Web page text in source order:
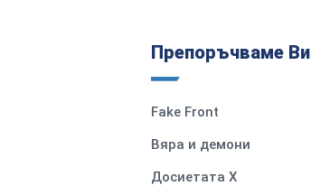
Препоръчваме Ви
Fake Front
Вяра и демони
Досиетата Х